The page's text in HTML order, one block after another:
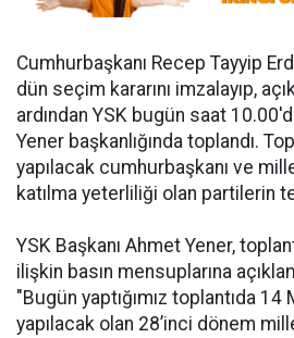
Cumhurbaşkanı Recep Tayyip
dün seçim kararını imzalayıp,
ardından YSK bugün saat
Yener başkanlığında toplandı.
yapılacak cumhurbaşkanı ve
katılma yeterliliği olan partilerin
YSK Başkanı Ahmet Yener,
ilişkin basın mensuplarına
"Bugün yaptığımız toplantıda
yapılacak olan 28’inci dönem